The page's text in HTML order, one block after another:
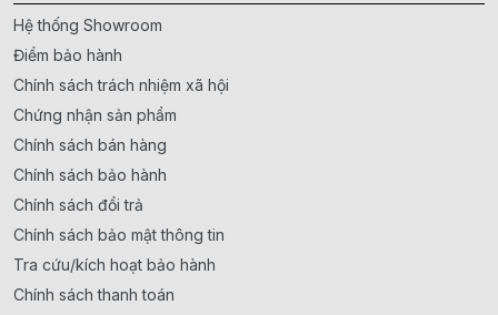
Hệ thống Showroom
Điểm bảo hành
Chính sách trách nhiệm xã hội
Chứng nhận sản phẩm
Chính sách bán hàng
Chính sách bảo hành
Chính sách đổi trả
Chính sách bảo mật thông tin
Tra cứu/kích hoạt bảo hành
Chính sách thanh toán